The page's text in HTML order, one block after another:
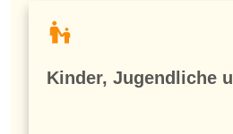
Kinder, Jugendliche